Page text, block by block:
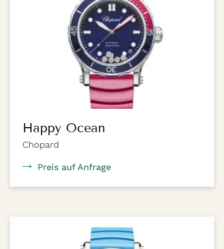
Happy Ocean
Chopard
Preis auf Anfrage